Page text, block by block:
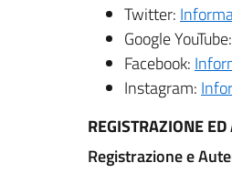
Twitter:
Google YouTube:
Facebook:
Instagram:
REGISTRAZIONE
Registrazione e